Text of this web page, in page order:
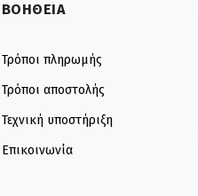
ΒΟΗΘΕΙΑ
Τρόποι πληρωμής
Τρόποι αποστολής
Τεχνική υποστήριξη
Επικοινωνία